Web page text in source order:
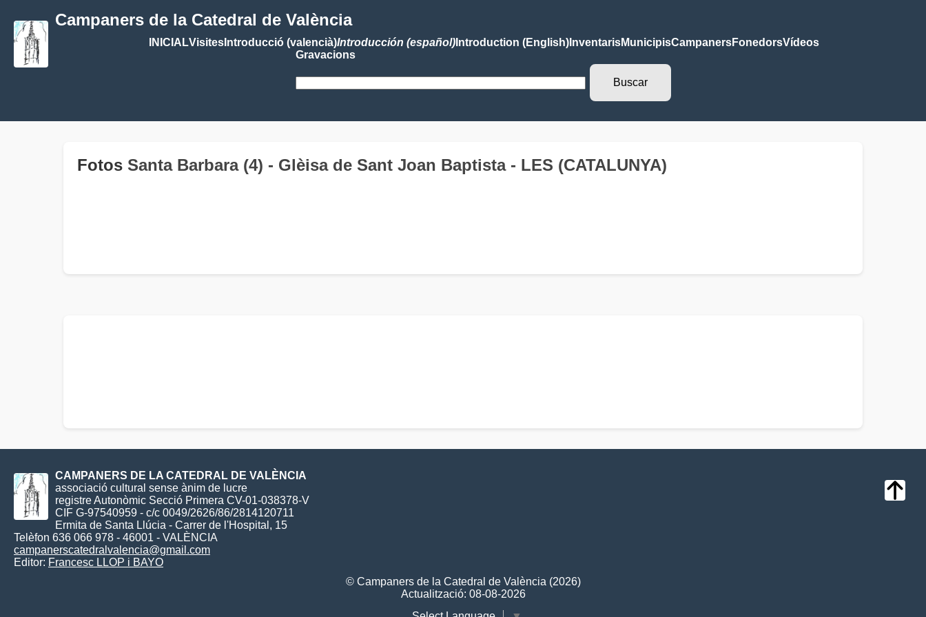
Campaners de la Catedral de València
INICIALVisitesIntroducció (valencià)Introducción (español)Introduction (English)InventarisMunicipisCampanersFonedorsVídeos
Gravacions
Fotos Santa Barbara (4) - Glèisa de Sant Joan Baptista - LES (CATALUNYA)
CAMPANERS DE LA CATEDRAL DE VALÈNCIA
associació cultural sense ànim de lucre
registre Autonòmic Secció Primera CV-01-038378-V
CIF G-97540959 - c/c 0049/2626/86/2814120711
Ermita de Santa Llúcia - Carrer de l'Hospital, 15
Telèfon 636 066 978 - 46001 - VALÈNCIA
campanerscatedralvalencia@gmail.com
Editor: Francesc LLOP i BAYO
© Campaners de la Catedral de València (2026)
Actualització: 08-08-2026